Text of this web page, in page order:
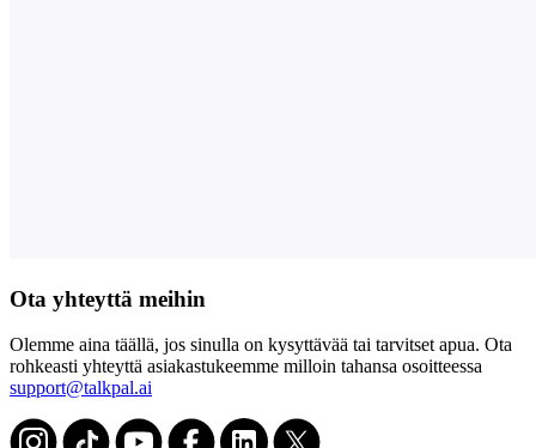
Ota yhteyttä meihin
Olemme aina täällä, jos sinulla on kysyttävää tai tarvitset apua. Ota
rohkeasti yhteyttä asiakastukeemme milloin tahansa osoitteessa
support@talkpal.ai